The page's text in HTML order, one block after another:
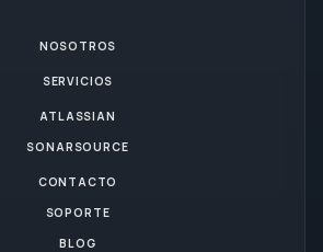
NOSOTROS
SERVICIOS
ATLASSIAN
SONARSOURCE
CONTACTO
SOPORTE
BLOG